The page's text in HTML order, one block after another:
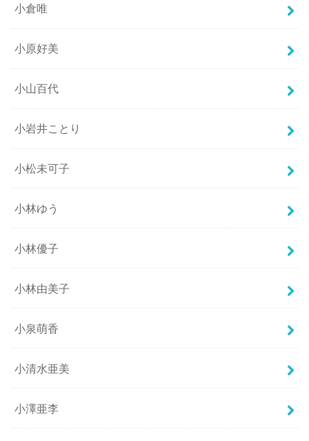
小倉唯
小原好美
小山百代
小岩井ことり
小松未可子
小林ゆう
小林優子
小林由美子
小泉萌香
小清水亜美
小澤亜李